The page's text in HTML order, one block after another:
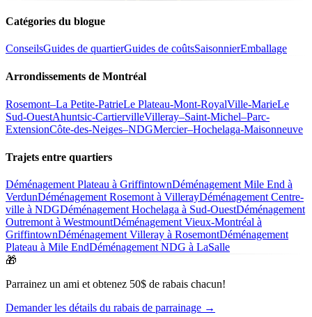
Catégories du blogue
ConseilsGuides de quartierGuides de coûtsSaisonnierEmballage
Arrondissements de Montréal
Rosemont–La Petite-PatrieLe Plateau-Mont-RoyalVille-MarieLe
Sud-OuestAhuntsic-CartiervilleVilleray–Saint-Michel–Parc-
ExtensionCôte-des-Neiges–NDGMercier–Hochelaga-Maisonneuve
Trajets entre quartiers
Déménagement Plateau à GriffintownDéménagement Mile End à
VerdunDéménagement Rosemont à VillerayDéménagement Centre-
ville à NDGDéménagement Hochelaga à Sud-OuestDéménagement
Outremont à WestmountDéménagement Vieux-Montréal à
GriffintownDéménagement Villeray à RosemontDéménagement
Plateau à Mile EndDéménagement NDG à LaSalle
🎁
Parrainez un ami et obtenez 50$ de rabais chacun!
Demander les détails du rabais de parrainage →